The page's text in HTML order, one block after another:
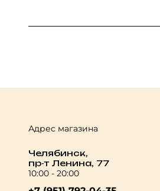
Адрес магазина
Челябинск,
пр-т Ленина, 77
10:00 - 20:00